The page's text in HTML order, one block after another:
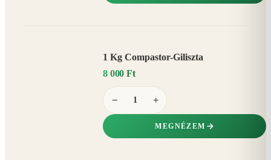
1 Kg Compastor-Giliszta
8 000 Ft
− +
MEGNÉZEM